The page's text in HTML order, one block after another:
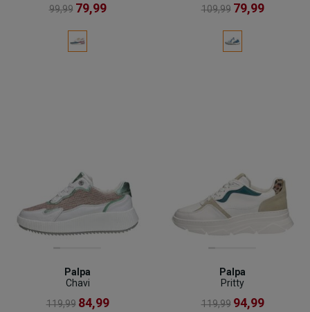
99,99 79,99
109,99 79,99
Palpa
Chavi
119,99 84,99
Palpa
Pritty
119,99 94,99